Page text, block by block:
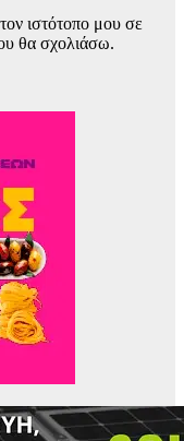
ιστότοπο μου σε
θα σχολιάσω.